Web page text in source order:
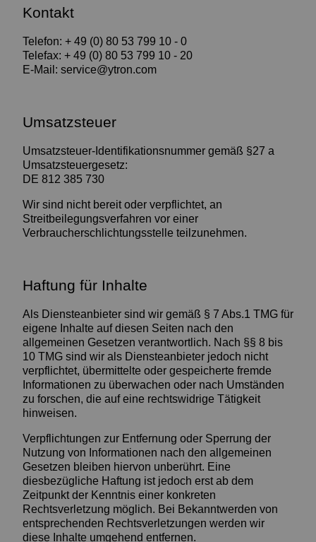
Kontakt
Telefon: + 49 (0) 80 53 799 10 - 0
Telefax: + 49 (0) 80 53 799 10 - 20
E-Mail: service@ytron.com
Umsatzsteuer
Umsatzsteuer-Identifikationsnummer gemäß §27 a
Umsatzsteuergesetz:
DE 812 385 730
Wir sind nicht bereit oder verpflichtet, an
Streitbeilegungsverfahren vor einer
Verbraucherschlichtungsstelle teilzunehmen.
Haftung für Inhalte
Als Diensteanbieter sind wir gemäß § 7 Abs.1 TMG für
eigene Inhalte auf diesen Seiten nach den
allgemeinen Gesetzen verantwortlich. Nach §§ 8 bis
10 TMG sind wir als Diensteanbieter jedoch nicht
verpflichtet, übermittelte oder gespeicherte fremde
Informationen zu überwachen oder nach Umständen
zu forschen, die auf eine rechtswidrige Tätigkeit
hinweisen.
Verpflichtungen zur Entfernung oder Sperrung der
Nutzung von Informationen nach den allgemeinen
Gesetzen bleiben hiervon unberührt. Eine
diesbezügliche Haftung ist jedoch erst ab dem
Zeitpunkt der Kenntnis einer konkreten
Rechtsverletzung möglich. Bei Bekanntwerden von
entsprechenden Rechtsverletzungen werden wir
diese Inhalte umgehend entfernen.